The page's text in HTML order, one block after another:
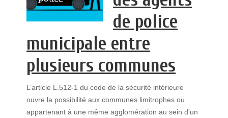
de police
municipale entre
plusieurs communes
L’article L.512-1 du code de la sécurité intérieure
ouvre la possibilité aux communes limitrophes ou
appartenant à une même agglomération au sein d'un